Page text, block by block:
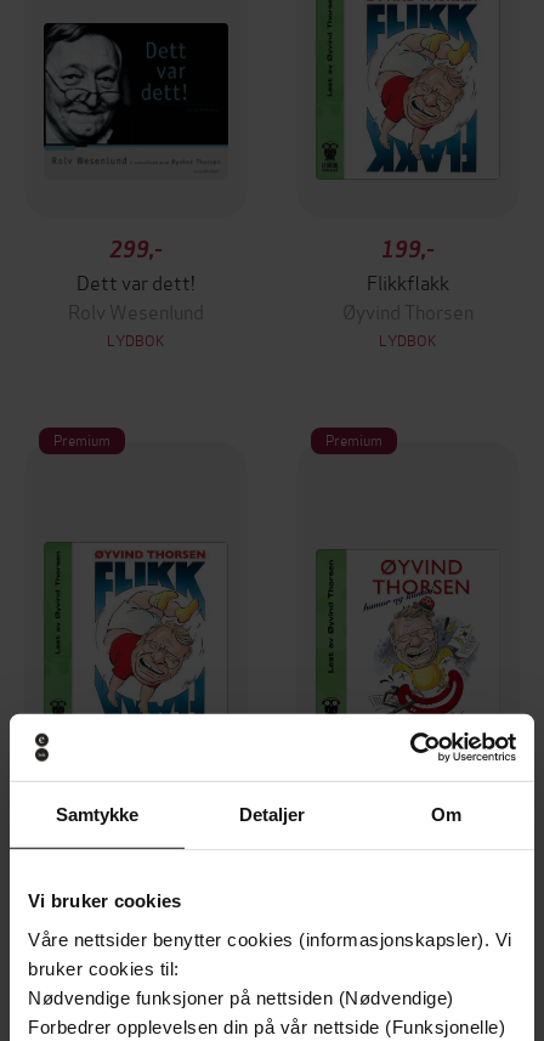
Samtykke Detaljer Om
Vi bruker cookies
Våre nettsider benytter cookies (informasjonskapsler). Vi
bruker cookies til:
Nødvendige funksjoner på nettsiden (Nødvendige)
Forbedrer opplevelsen din på vår nettside (Funksjonelle)
299,-
Dett var dett!
Rolv Wesenlund
LYDBOK
199,-
Flikkflakk
Øyvind Thorsen
LYDBOK
Premium
199,-
LYDBOK
Premium
199,-
Premium Premium